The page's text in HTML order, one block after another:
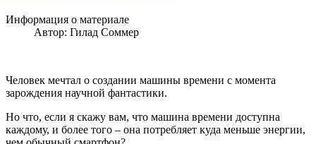
Информация о материале
Автор: Гилад Соммер
Человек мечтал о создании машины времени с момента
зарождения научной фантастики.
Но что, если я скажу вам, что машина времени доступна
каждому, и более того – она потребляет куда меньше энергии,